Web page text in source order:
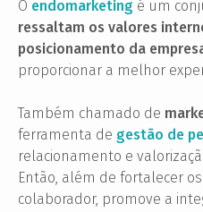
O endomarketing é um
ressaltam os valores
posicionamento da
proporcionar a melhor
Também chamado de
ferramenta de gestão de
relacionamento e
Então, além de fortalecer
colaborador, promove a